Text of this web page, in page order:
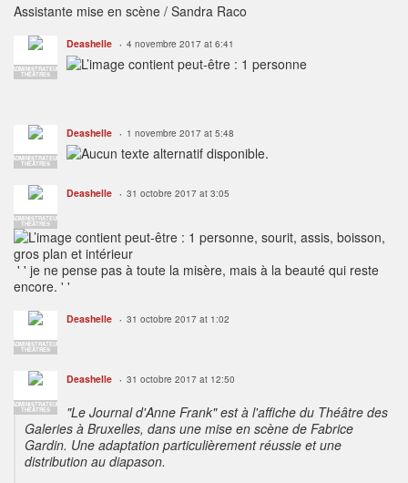
Assistante mise en scène / Sandra Raco
ADMINISTRATEUR
THÉÂTRES
Deashelle 4 novembre 2017 at 6:41
ADMINISTRATEUR
THÉÂTRES
Deashelle 1 novembre 2017 at 5:48
ADMINISTRATEUR
THÉÂTRES
Deashelle 31 octobre 2017 at 3:05
' ' je ne pense pas à toute la misère, mais à la beauté qui reste
encore. ' '
ADMINISTRATEUR
THÉÂTRES
Deashelle 31 octobre 2017 at 1:02
ADMINISTRATEUR
THÉÂTRES
Deashelle 31 octobre 2017 at 12:50
"Le Journal d'Anne Frank" est à l'affiche du Théâtre des
Galeries à Bruxelles, dans une mise en scène de Fabrice
Gardin. Une adaptation particulièrement réussie et une
distribution au diapason.